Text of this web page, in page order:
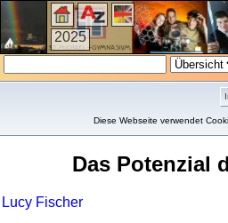
Diese Webseite verwendet
2025
Kurzfassung
Das Potenzial
Lucy Fischer